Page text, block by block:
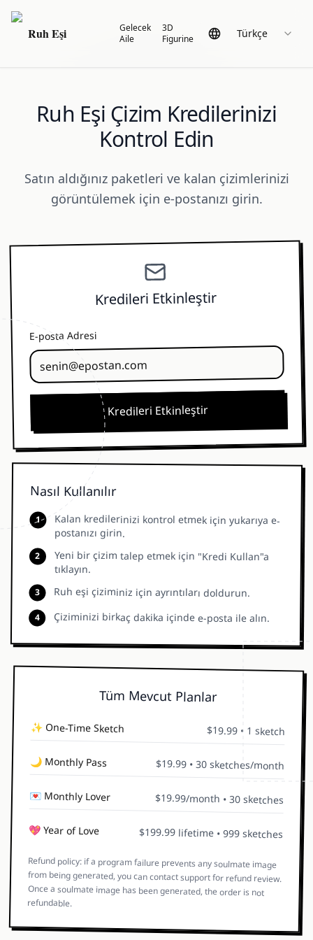
Ruh Eşi
Gelecek
Aile
3D
Figurine
Türkçe
Ruh Eşi Çizim Kredilerinizi
Kontrol Edin
Satın aldığınız paketleri ve kalan çizimlerinizi
görüntülemek için e-postanızı girin.
Kredileri Etkinleştir
E-posta Adresi
Kredileri Etkinleştir
Nasıl Kullanılır
1 Kalan kredilerinizi kontrol etmek için yukarıya e-
postanızı girin.
2 Yeni bir çizim talep etmek için "Kredi Kullan"a
tıklayın.
3 Ruh eşi çiziminiz için ayrıntıları doldurun.
4 Çiziminizi birkaç dakika içinde e-posta ile alın.
Tüm Mevcut Planlar
✨ One-Time Sketch $19.99 • 1 sketch
🌙 Monthly Pass $19.99 • 30 sketches/month
💌 Monthly Lover $19.99/month • 30 sketches
💖 Year of Love $199.99 lifetime • 999 sketches
Refund policy: if a program failure prevents any soulmate image
from being generated, you can contact support for refund review.
Once a soulmate image has been generated, the order is not
refundable.